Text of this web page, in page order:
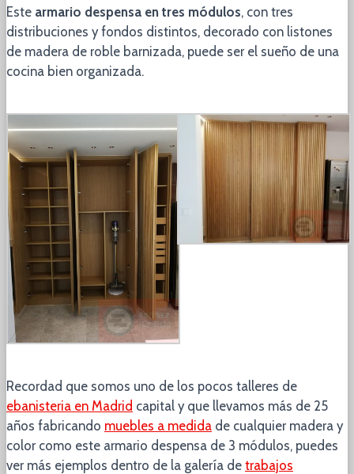
Este armario despensa en tres módulos, con tres
distribuciones y fondos distintos, decorado con listones
de madera de roble barnizada, puede ser el sueño de una
cocina bien organizada.
Recordad que somos uno de los pocos talleres de
ebanisteria en Madrid capital y que llevamos más de 25
años fabricando muebles a medida de cualquier madera y
color como este armario despensa de 3 módulos, puedes
ver más ejemplos dentro de la galería de trabajos